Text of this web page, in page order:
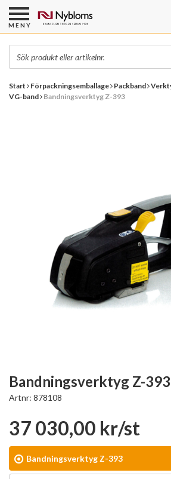
Start Förpackningsemballage Packband
VG-band Bandningsverktyg Z-393
Bandningsverktyg Z-393
Artnr: 878108
37 030,00 kr/st
Bandningsverktyg Z-393
MENY